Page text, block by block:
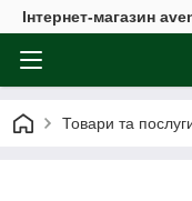
Інтернет-магазин
Товари та